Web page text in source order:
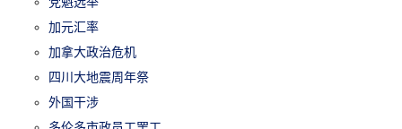
加元汇率
加拿大政治危机
四川大地震周年祭
外国干涉